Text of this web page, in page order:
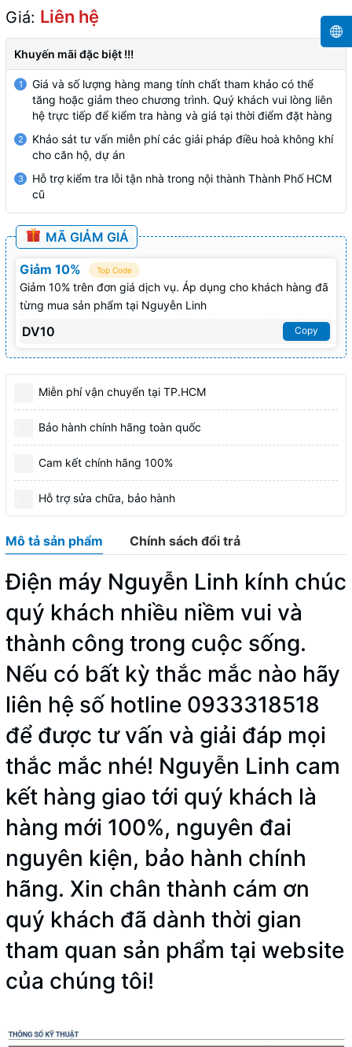
Giá: Liên hệ
Khuyến mãi đặc biệt !!!
1
Giá và số lượng hàng mang tính chất tham khảo có thể
tăng hoặc giảm theo chương trình. Quý khách vui lòng liên
hệ trực tiếp để kiểm tra hàng và giá tại thời điểm đặt hàng
2
Khảo sát tư vấn miễn phí các giải pháp điều hoà không khí
cho căn hộ, dự án
3
Hỗ trợ kiểm tra lỗi tận nhà trong nội thành Thành Phố HCM
cũ
MÃ GIẢM GIÁ
Giảm 10% Top Code
Giảm 10% trên đơn giá dịch vụ. Áp dụng cho khách hàng đã
từng mua sản phẩm tại Nguyễn Linh
DV10 Copy
Miễn phí vận chuyển tại TP.HCM
Bảo hành chính hãng toàn quốc
Cam kết chính hãng 100%
Hỗ trợ sửa chữa, bảo hành
Mô tả sản phẩm Chính sách đổi trả
Điện máy Nguyễn Linh kính chúc
quý khách nhiều niềm vui và
thành công trong cuộc sống.
Nếu có bất kỳ thắc mắc nào hãy
liên hệ số hotline 0933318518
để được tư vấn và giải đáp mọi
thắc mắc nhé! Nguyễn Linh cam
kết hàng giao tới quý khách là
hàng mới 100%, nguyên đai
nguyên kiện, bảo hành chính
hãng. Xin chân thành cám ơn
quý khách đã dành thời gian
tham quan sản phẩm tại website
của chúng tôi!